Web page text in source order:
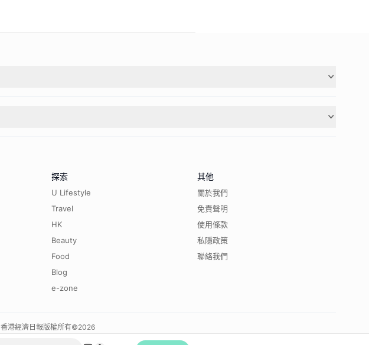
探索
U Lifestyle
Travel
HK
Beauty
Food
Blog
e-zone
其他
關於我們
免責聲明
使用條款
私隱政策
聯絡我們
香港經濟日報版權所有©2026